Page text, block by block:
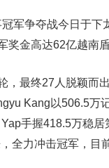
军争夺战今日于
奖金高达62亿越南盾
，最终27人脱颖而
Kang以506.5万
手握418.5万稳
全力冲击冠军，目